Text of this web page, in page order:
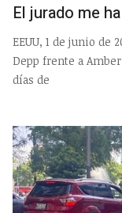
El jurado me
EEUU, 1 de junio de
Depp frente a
días de